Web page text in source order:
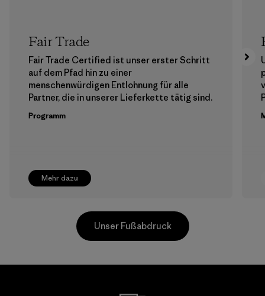
Mehr dazu
Fair Trade
Fair Trade Certified ist unser erster Schritt
auf dem Pfad hin zu einer
menschenwürdigen Entlohnung für alle
Partner, die in unserer Lieferkette tätig sind.
Programm
Unser Fußabdruck